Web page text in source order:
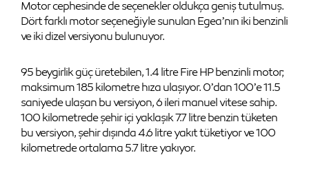
Motor cephesinde de seçenekler oldukça geniş tutulmuş.
Dört farklı motor seçeneğiyle sunulan Egea’nın iki benzinli
ve iki dizel versiyonu bulunuyor.
95 beygirlik güç üretebilen, 1.4 litre Fire HP benzinli motor;
maksimum 185 kilometre hıza ulaşıyor. 0’dan 100’e 11.5
saniyede ulaşan bu versiyon, 6 ileri manuel vitese sahip.
100 kilometrede şehir içi yaklaşık 7.7 litre benzin tüketen
bu versiyon, şehir dışında 4.6 litre yakıt tüketiyor ve 100
kilometrede ortalama 5.7 litre yakıyor.